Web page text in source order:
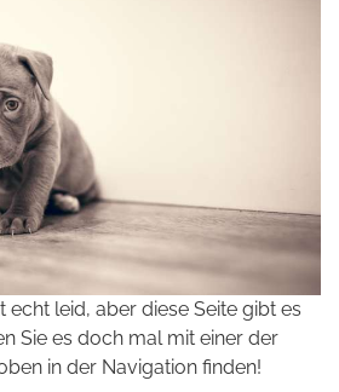
echt leid, aber diese Seite gibt es
Sie es doch mal mit einer der
in der Navigation finden!